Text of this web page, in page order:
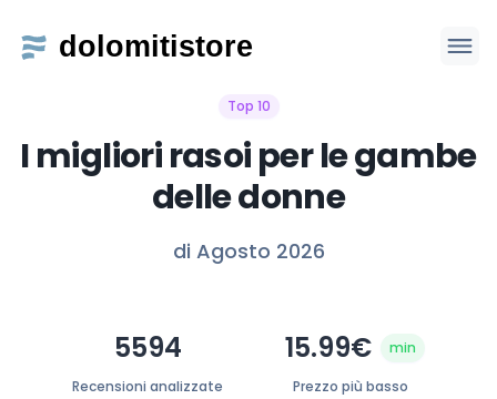
Top 10
I migliori rasoi per le gambe
delle donne
di Agosto 2026
5594
Recensioni analizzate
15.99€ min
Prezzo più basso